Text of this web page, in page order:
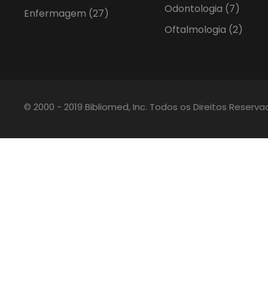
Enfermagem (27)
Odontologia (7)
Oftalmologia (2)
© 2000 - 2019 Bibliomed, Inc. Todos os Direitos